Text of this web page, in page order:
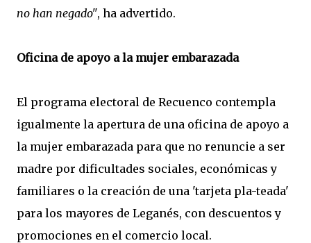
no han negado", ha advertido.
Oficina de apoyo a la mujer embarazada
El programa electoral de Recuenco contempla
igualmente la apertura de una oficina de apoyo a
la mujer embarazada para que no renuncie a ser
madre por dificultades sociales, económicas y
familiares o la creación de una 'tarjeta pla-teada'
para los mayores de Leganés, con descuentos y
promociones en el comercio local.